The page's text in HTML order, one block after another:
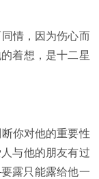
情，因为伤心而
着想，是十二星
你对他的重要性
与他的朋友有过
露只能露给他一